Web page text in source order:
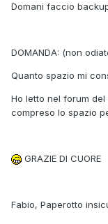
Domani faccio
DOMANDA: (non
Quanto spazio mi
Ho letto nel forum
compreso lo spazio
GRAZIE DI CUORE
Fabio, Paperotto